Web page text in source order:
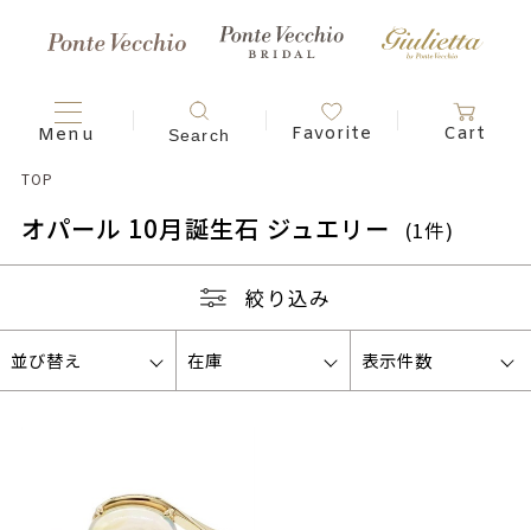
TOP
オパール 10月誕生石 ジュエリー (1件)
絞り込み
並び替え 在庫 表示件数